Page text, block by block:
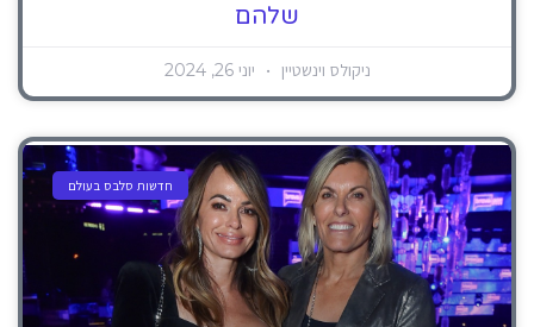
שלהם
ניקולס וינשטיין יוני 26, 2024
חדשות סלבס בעולם